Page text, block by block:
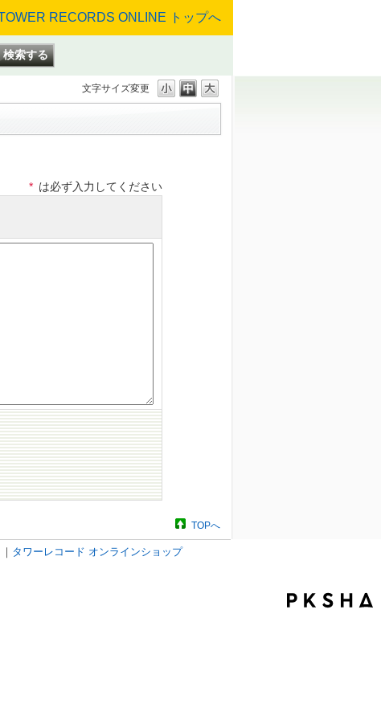
文字サイズ変更
* は必ず入力してください
TOPへ
｜ タワーレコード オンラインショップ